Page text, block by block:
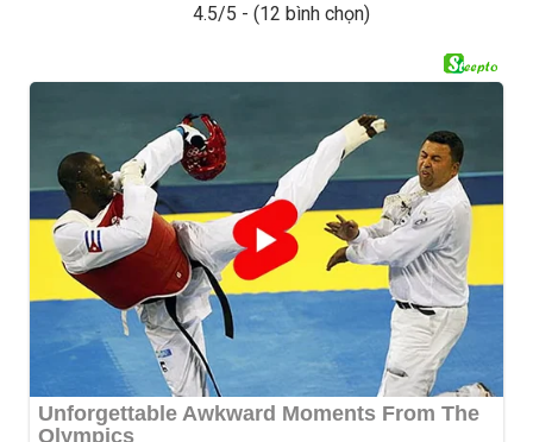
4.5/5 - (12 bình chọn)